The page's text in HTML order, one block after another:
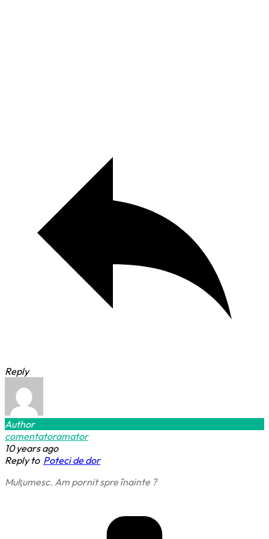
Reply
Author
comentatoramator
10 years ago
Reply to Poteci de dor
Mulţumesc. Am pornit spre înainte ?